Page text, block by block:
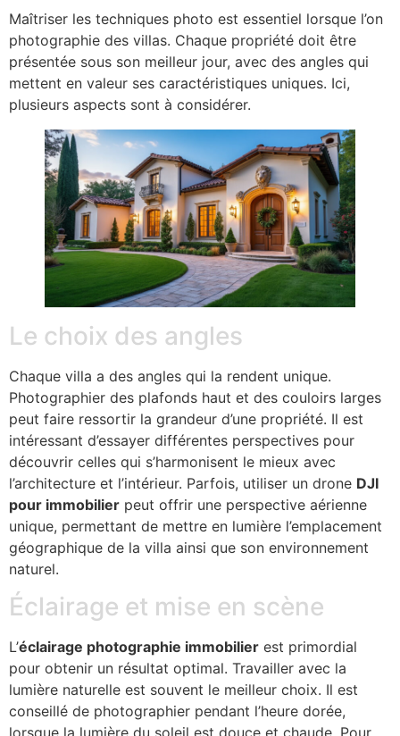
Maîtriser les techniques photo est essentiel lorsque l’on
photographie des villas. Chaque propriété doit être
présentée sous son meilleur jour, avec des angles qui
mettent en valeur ses caractéristiques uniques. Ici,
plusieurs aspects sont à considérer.
Le choix des angles
Chaque villa a des angles qui la rendent unique.
Photographier des plafonds haut et des couloirs larges
peut faire ressortir la grandeur d’une propriété. Il est
intéressant d’essayer différentes perspectives pour
découvrir celles qui s’harmonisent le mieux avec
l’architecture et l’intérieur. Parfois, utiliser un drone DJI
pour immobilier peut offrir une perspective aérienne
unique, permettant de mettre en lumière l’emplacement
géographique de la villa ainsi que son environnement
naturel.
Éclairage et mise en scène
L’éclairage photographie immobilier est primordial
pour obtenir un résultat optimal. Travailler avec la
lumière naturelle est souvent le meilleur choix. Il est
conseillé de photographier pendant l’heure dorée,